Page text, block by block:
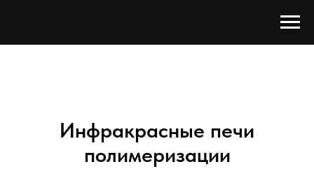
Инфракрасные печи
полимеризации